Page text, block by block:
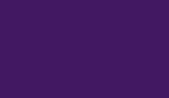
En rapp svensk